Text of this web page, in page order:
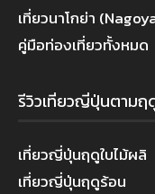
เที่ยวนาโกย่า
คู่มือท่องเที่ยวทั้งหมด
รีวิวเที่ยวญี่ปุ่นตามฤ
เที่ยวญี่ปุ่นฤดูใบไม้ผลิ
เที่ยวญี่ปุ่นฤดูร้อน